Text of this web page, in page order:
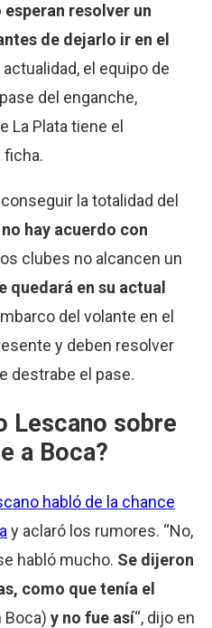
esperan resolver un
de dejarlo ir en el
actualidad, el equipo de
del enganche,
La Plata tiene el
ficha.
la totalidad del
hay acuerdo con
clubes no alcancen un
quedará en su actual
del volante en el
y deben resolver
destrabe el pase.
Lescano sobre
a Boca?
habló de la chance
y aclaró los rumores. “No,
habló mucho. Se dijeron
como que tenía el
Boca)y no fue así“, dijo en